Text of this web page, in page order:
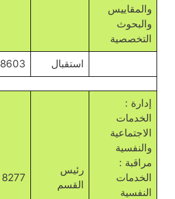
والمقاييس
والبحوث
التخصصية
استقبال 8603
إدارة :
الخدمات
الاجتماعية
والنفسية
مراقبة :
الخدمات
النفسية
رئيس
القسم
8277